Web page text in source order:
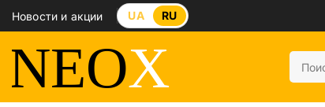
Новости и акции UA RU